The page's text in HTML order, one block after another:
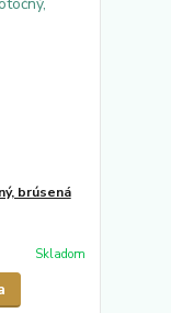
brúsená
Skladom